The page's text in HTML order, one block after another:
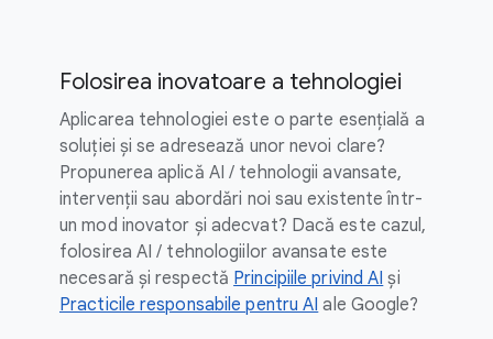
Folosirea inovatoare a tehnologiei
Aplicarea tehnologiei este o parte esențială a
soluției și se adresează unor nevoi clare?
Propunerea aplică AI / tehnologii avansate,
intervenții sau abordări noi sau existente într-
un mod inovator și adecvat? Dacă este cazul,
folosirea AI / tehnologiilor avansate este
necesară și respectă Principiile privind AI și
Practicile responsabile pentru AI ale Google?